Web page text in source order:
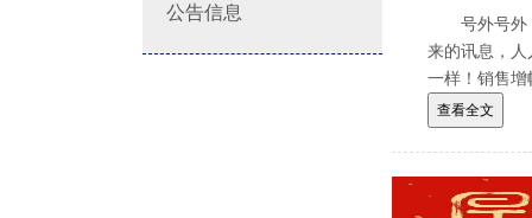
公告信息
号外号外
来的讯息，
一样！销售增
来围观！
查看全文